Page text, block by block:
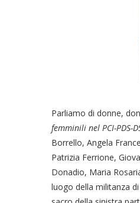
Parliamo di donne,
femminili nel PCI-PDS-
Borrello, Angela
Patrizia Ferrione,
Donadio, Maria
luogo della militanza